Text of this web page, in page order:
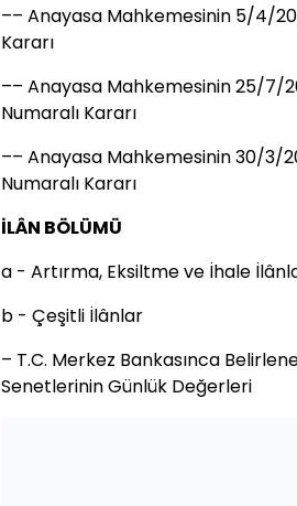
–– Anayasa Mahkemesinin 5/4/
Kararı
–– Anayasa Mahkemesinin 25/7/
Numaralı Kararı
–– Anayasa Mahkemesinin 30/3/
Numaralı Kararı
İLÂN BÖLÜMÜ
a - Artırma, Eksiltme ve İhale
b - Çeşitli İlânlar
– T.C. Merkez Bankasınca
Senetlerinin Günlük Değerleri